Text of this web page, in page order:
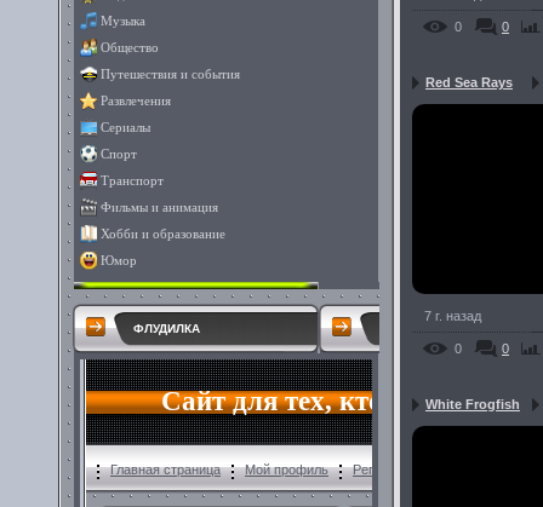
Музыка
Общество
Путешествия и события
Развлечения
Сериалы
Спорт
Транспорт
Фильмы и анимация
Хобби и образование
Юмор
ФЛУДИЛКА
0 0
Red Sea Rays
7 г. назад
0 0
White Frogfish